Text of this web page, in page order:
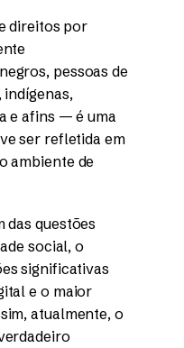
direitos por
pessoas de
indígenas,
e afins — é uma
ser refletida em
ambiente de
das questões
social, o
significativas
e o maior
atualmente, o